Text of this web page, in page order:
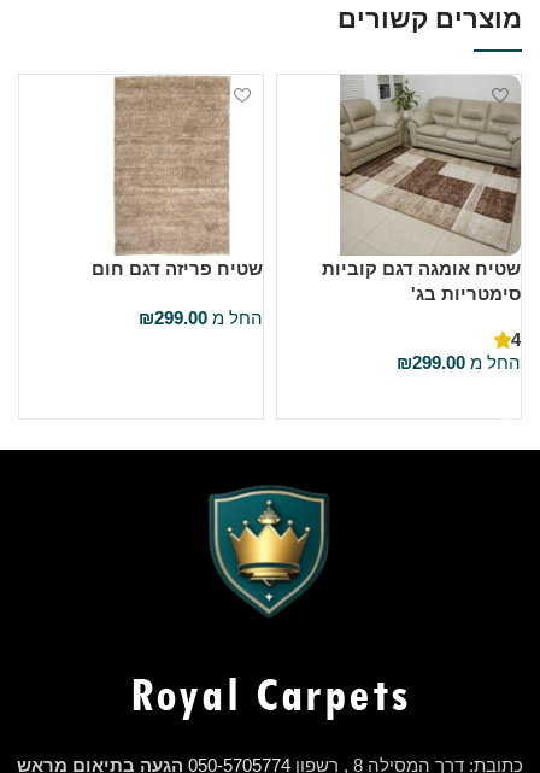
מוצרים קשורים
שטיח אומגה דגם קוביות
סימטריות בג'
4
החל מ
₪299.00
שטיח פריזה דגם חום
החל מ ₪299.00
כתובת: דרך המסילה 8 , רשפון 050-5705774 הגעה בתיאום מראש